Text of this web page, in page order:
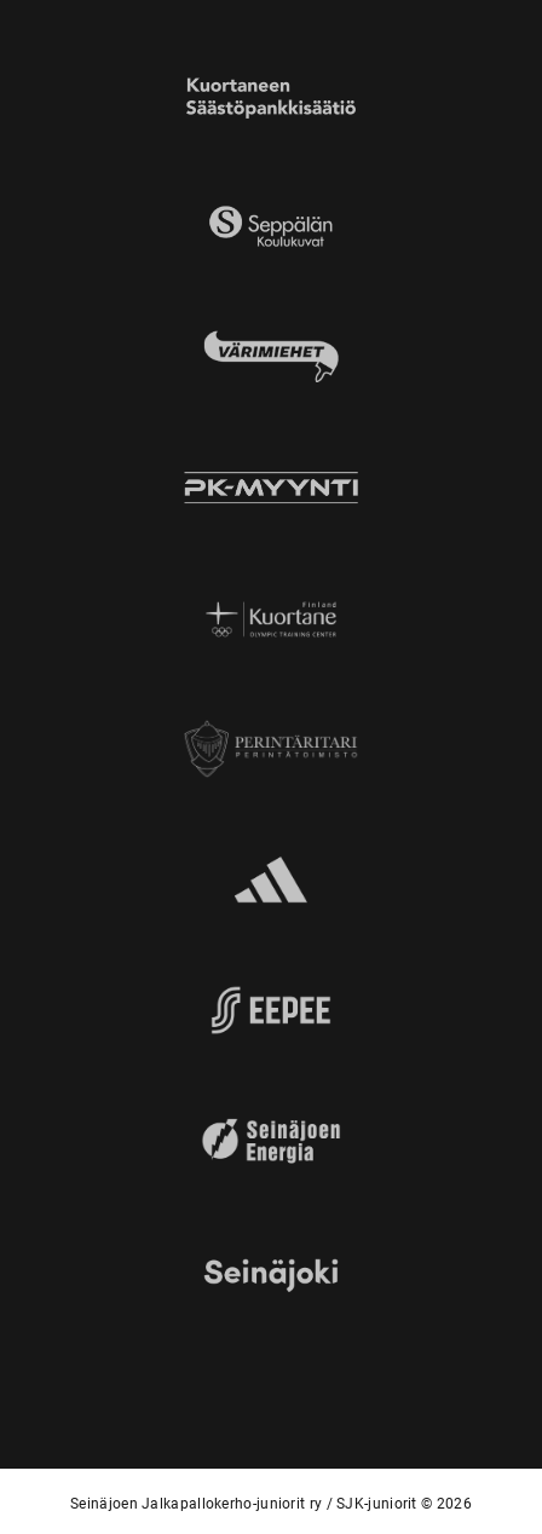
Seinäjoen Jalkapallokerho-juniorit ry / SJK-juniorit © 2026